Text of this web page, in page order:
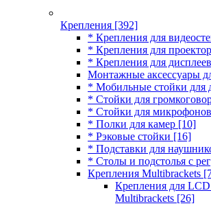
Крепления [392]
* Крепления для
* Крепления для
* Крепления для
Монтажные аксессуары
* Мобильные стойки для
* Стойки для
* Стойки для микрофонов
* Полки для камер [10]
* Рэковые стойки [16]
* Подставки для
* Столы и подстолья с
Крепления Multibrackets
Крепления для
Multibrackets [26]